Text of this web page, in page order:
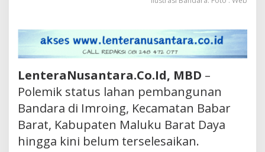
LenteraNusantara.Co.Id, MBD –
Polemik status lahan pembangunan
Bandara di Imroing, Kecamatan Babar
Barat, Kabupaten Maluku Barat Daya
hingga kini belum terselesaikan.